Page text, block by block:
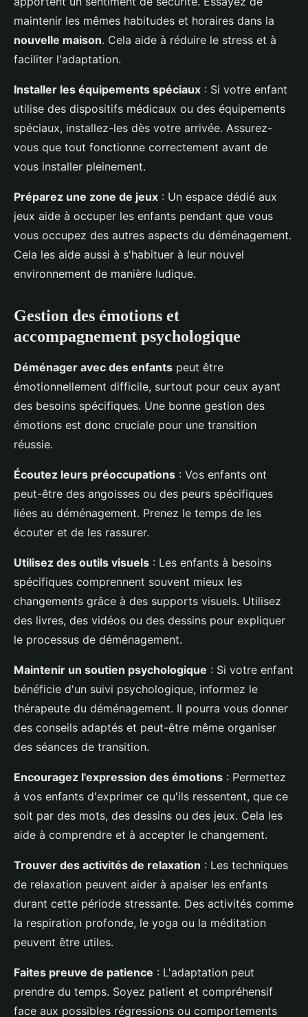
maintenir les mêmes habitudes et horaires dans la
nouvelle maison. Cela aide à réduire le stress et à
faciliter l'adaptation.
Installer les équipements spéciaux : Si votre enfant
utilise des dispositifs médicaux ou des équipements
spéciaux, installez-les dès votre arrivée. Assurez-
vous que tout fonctionne correctement avant de
vous installer pleinement.
Préparez une zone de jeux : Un espace dédié aux
jeux aide à occuper les enfants pendant que vous
vous occupez des autres aspects du déménagement.
Cela les aide aussi à s'habituer à leur nouvel
environnement de manière ludique.
Gestion des émotions et
accompagnement psychologique
Déménager avec des enfants peut être
émotionnellement difficile, surtout pour ceux ayant
des besoins spécifiques. Une bonne gestion des
émotions est donc cruciale pour une transition
réussie.
Écoutez leurs préoccupations : Vos enfants ont
peut-être des angoisses ou des peurs spécifiques
liées au déménagement. Prenez le temps de les
écouter et de les rassurer.
Utilisez des outils visuels : Les enfants à besoins
spécifiques comprennent souvent mieux les
changements grâce à des supports visuels. Utilisez
des livres, des vidéos ou des dessins pour expliquer
le processus de déménagement.
Maintenir un soutien psychologique : Si votre enfant
bénéficie d'un suivi psychologique, informez le
thérapeute du déménagement. Il pourra vous donner
des conseils adaptés et peut-être même organiser
des séances de transition.
Encouragez l'expression des émotions : Permettez
à vos enfants d'exprimer ce qu'ils ressentent, que ce
soit par des mots, des dessins ou des jeux. Cela les
aide à comprendre et à accepter le changement.
Trouver des activités de relaxation : Les techniques
de relaxation peuvent aider à apaiser les enfants
durant cette période stressante. Des activités comme
la respiration profonde, le yoga ou la méditation
peuvent être utiles.
Faites preuve de patience : L'adaptation peut
prendre du temps. Soyez patient et compréhensif
face aux possibles régressions ou comportements